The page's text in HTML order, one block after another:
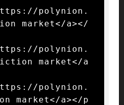
polynion.
market</a></
polynion.
market</a
polynion.
market</a></p